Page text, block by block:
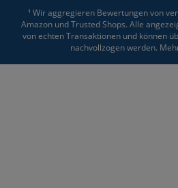
¹ Wir aggregieren Bewertungen von
Amazon und Trusted Shops. Alle
von echten Transaktionen und können
nachvollzogen werden.